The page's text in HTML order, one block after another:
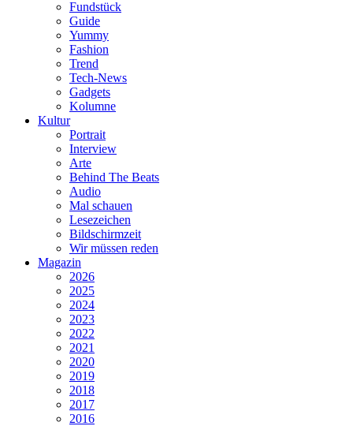
Fundstück
Guide
Yummy
Fashion
Trend
Tech-News
Gadgets
Kolumne
Kultur
Portrait
Interview
Arte
Behind The Beats
Audio
Mal schauen
Lesezeichen
Bildschirmzeit
Wir müssen reden
Magazin
2026
2025
2024
2023
2022
2021
2020
2019
2018
2017
2016